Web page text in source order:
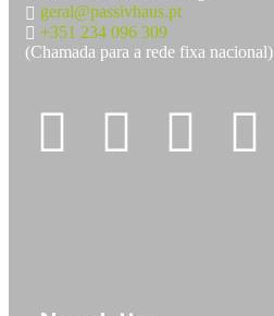
geral@passivhaus.pt
+351 234 096 309
(Chamada para a rede fixa nacional)